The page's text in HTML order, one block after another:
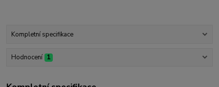
Kompletní specifikace
Hodnocení 1